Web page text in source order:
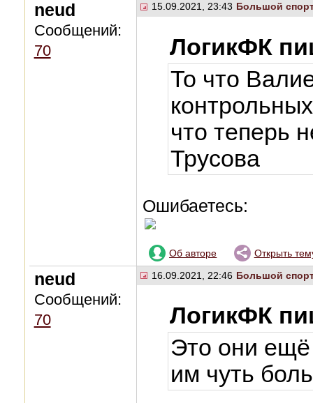
neud
Сообщений:
70
15.09.2021, 23:43 Большой
ЛогикФК
То что
что теперь
Трусова
Ошибаетесь:
Об авторе Открыть
neud
Сообщений:
70
16.09.2021, 22:46 Большой
ЛогикФК
Это они ещё
им чуть